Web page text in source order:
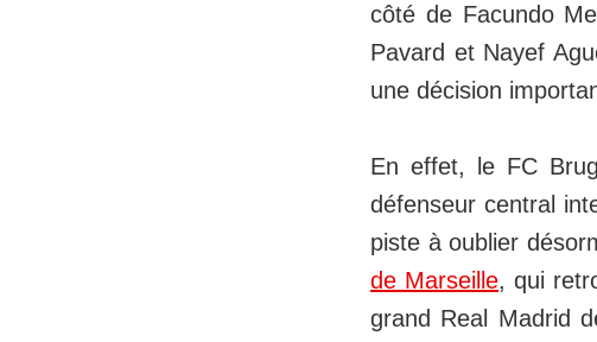
côté de Facundo
Pavard et Nayef
une décision
En effet, le FC
défenseur central
piste à oublier
de Marseille, qui
grand Real Madrid